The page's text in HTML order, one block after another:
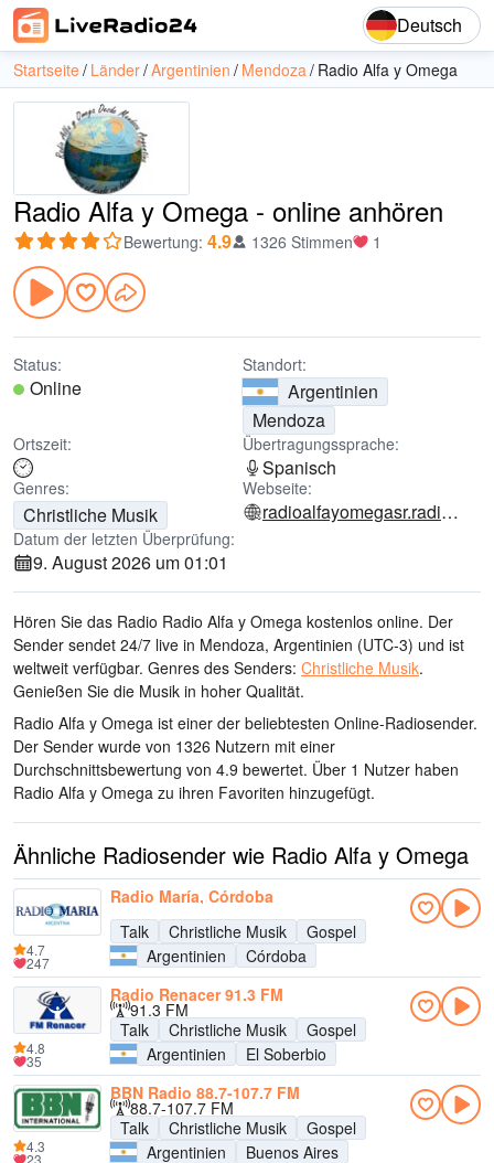
Deutsch
Startseite Länder Argentinien Mendoza Radio Alfa y Omega
Radio Alfa y Omega - online anhören
Bewertung: 4.9 1326 Stimmen 1
Status:
Online
Standort:
Argentinien
Mendoza
Ortszeit: Übertragungssprache:
Spanisch
Genres:
Christliche Musik
Webseite:
radioalfayomegasr.radio12345.com
Datum der letzten Überprüfung:
9. August 2026 um 01:01
Hören Sie das Radio Radio Alfa y Omega kostenlos online. Der
Sender sendet 24/7 live in Mendoza, Argentinien (UTC-3) und ist
weltweit verfügbar. Genres des Senders: Christliche Musik.
Genießen Sie die Musik in hoher Qualität.
Radio Alfa y Omega ist einer der beliebtesten Online-Radiosender.
Der Sender wurde von 1326 Nutzern mit einer
Durchschnittsbewertung von 4.9 bewertet. Über 1 Nutzer haben
Radio Alfa y Omega zu ihren Favoriten hinzugefügt.
Ähnliche Radiosender wie Radio Alfa y Omega
Radio María, Córdoba
Talk
Christliche Musik
Gospel
Argentinien
Córdoba
4.7
247
Radio Renacer 91.3 FM
91.3 FM
Talk
Christliche Musik
Gospel
Argentinien
El Soberbio
4.8
35
BBN Radio 88.7-107.7 FM
88.7-107.7 FM
Talk
Christliche Musik
Gospel
Argentinien
Buenos Aires
4.3
23